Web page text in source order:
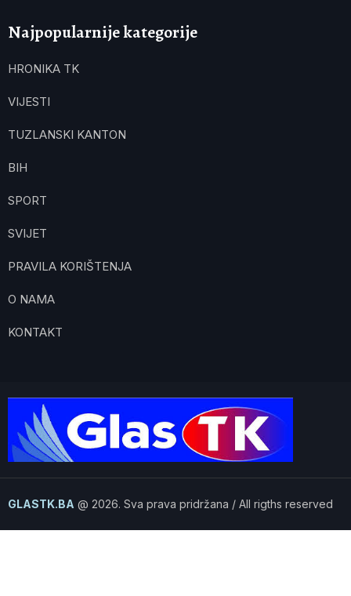
Najpopularnije kategorije
HRONIKA TK
VIJESTI
TUZLANSKI KANTON
BIH
SPORT
SVIJET
PRAVILA KORIŠTENJA
O NAMA
KONTAKT
GLASTK.BA @ 2026. Sva prava pridržana / All rigths reserved